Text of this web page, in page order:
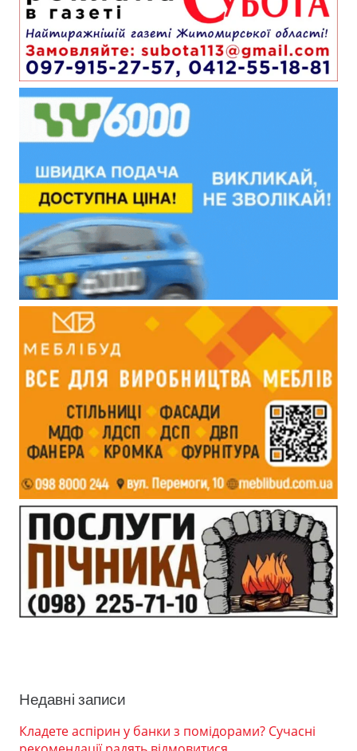
Недавні записи
Кладете аспірин у банки з помідорами? Сучасні